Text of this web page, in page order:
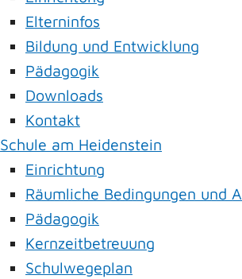
Elterninfos
Bildung und Entwicklung
Pädagogik
Downloads
Kontakt
Schule am Heidenstein
Einrichtung
Räumliche Bedingungen und
Pädagogik
Kernzeitbetreuung
Schulwegeplan